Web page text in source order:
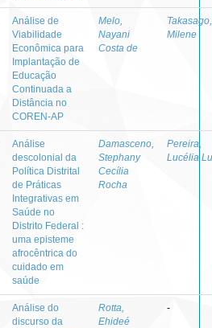
Análise de
Viabilidade
Econômica para
Implantação de
Educação
Continuada a
Distância no
COREN-AP
Melo,
Nayani
Costa de
Takasago,
Milene
Análise
descolonial da
Política Distrital
de Práticas
Integrativas em
Saúde no
Distrito Federal :
uma episteme
afrocêntrica do
cuidado em
saúde
Damasceno,
Stephany
Cecília
Rocha
Pereira,
Lucélia
Análise do
discurso da
Rotta,
Ehideé
-